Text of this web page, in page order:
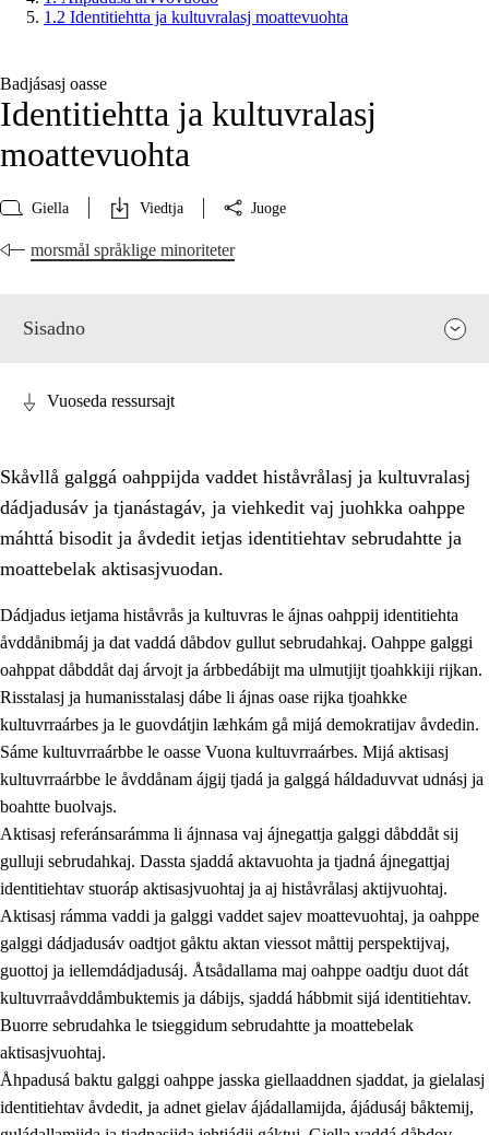
1.2 Identitiehtta ja kultuvralasj moattevuohta
Badjásasj oasse
Identitiehtta ja kultuvralasj
moattevuohta
Giella Viedtja Juoge
morsmål språklige minoriteter
Sisadno
Åhpadusá árvvovuodo
1.1 Almasjárvvo
1.2 Identitiehtta ja kultuvralasj moattevuohta
1.3 Lájttális ájádallam ja estetihkalasj diedulasjvuohta
1.5 Vieledus luonnduj ja birásdiedulasjvuohta
1.6 Demokratijja ja oassálasstem
Vuoseda ressursajt
Skåvllå galggá oahppijda vaddet histåvrålasj ja kultuvralasj
dádjadusáv ja tjanástagáv, ja viehkedit vaj juohkka oahppe
máhttá bisodit ja åvdedit ietjas identitiehtav sebrudahtte ja
moattebelak aktisasjvuodan.
Dádjadus ietjama histåvrås ja kultuvras le ájnas oahppij identitiehta
åvddånibmáj ja dat vaddá dåbdov gullut sebrudahkaj. Oahppe galggi
oahppat dåbddåt daj árvojt ja árbbedábijt ma ulmutjijt tjoahkkiji rijkan.
Risstalasj ja humanisstalasj dábe li ájnas oase rijka tjoahkke
kultuvrraárbes ja le guovdátjin læhkám gå mijá demokratijav åvdedin.
Sáme kultuvrraárbbe le oasse Vuona kultuvrraárbes. Mijá aktisasj
kultuvrraárbbe le åvddånam ájgij tjadá ja galggá háldaduvvat udnásj ja
boahtte buolvajs.
Aktisasj referánsarámma li ájnnasa vaj ájnegattja galggi dåbddåt sij
gulluji sebrudahkaj. Dassta sjaddá aktavuohta ja tjadná ájnegattjaj
identitiehtav stuoráp aktisasjvuohtaj ja aj histåvrålasj aktijvuohtaj.
Aktisasj rámma vaddi ja galggi vaddet sajev moattevuohtaj, ja oahppe
galggi dádjadusáv oadtjot gåktu aktan viessot måttij perspektijvaj,
guottoj ja iellemdádjadusáj. Åtsådallama maj oahppe oadtju duot dát
kultuvrraåvddåmbuktemis ja dábijs, sjaddá hábbmit sijá identitiehtav.
Buorre sebrudahka le tsieggidum sebrudahtte ja moattebelak
aktisasjvuohtaj.
Åhpadusá baktu galggi oahppe jasska giellaaddnen sjaddat, ja gielalasj
identitiehtav åvdedit, ja adnet gielav ájádallamijda, ájádusáj båktemij,